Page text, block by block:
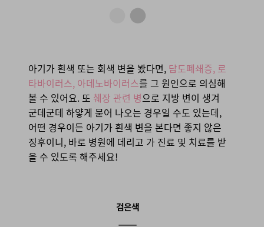
아기가 흰색 또는 회색 변을 봤다면, 담도폐쇄증, 로
타바이러스, 아데노바이러스를 그 원인으로 의심해
볼 수 있어요. 또 췌장 관련 병으로 지방 변이 생겨
군데군데 하얗게 묻어 나오는 경우일 수도 있는데,
어떤 경우이든 아기가 흰색 변을 본다면 좋지 않은
징후이니, 바로 병원에 데리고 가 진료 및 치료를 받
을 수 있도록 해주세요!